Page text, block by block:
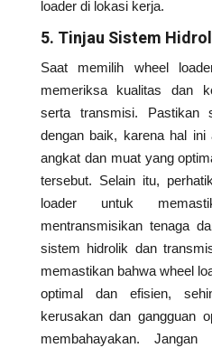
loader di lokasi kerja.
5. Tinjau Sistem
Saat memilih wheel
memeriksa kualitas dan
serta transmisi. Pastikan
dengan baik, karena hal
angkat dan muat yang
tersebut. Selain itu,
loader untuk
mentransmisikan tenaga
sistem hidrolik dan
memastikan bahwa wheel
optimal dan efisien,
kerusakan dan gangguan
membahayakan.